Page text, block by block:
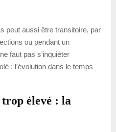
peut aussi être transitoire, par
ou pendant un
faut pas s’inquiéter
: l’évolution dans le temps
élevé : la